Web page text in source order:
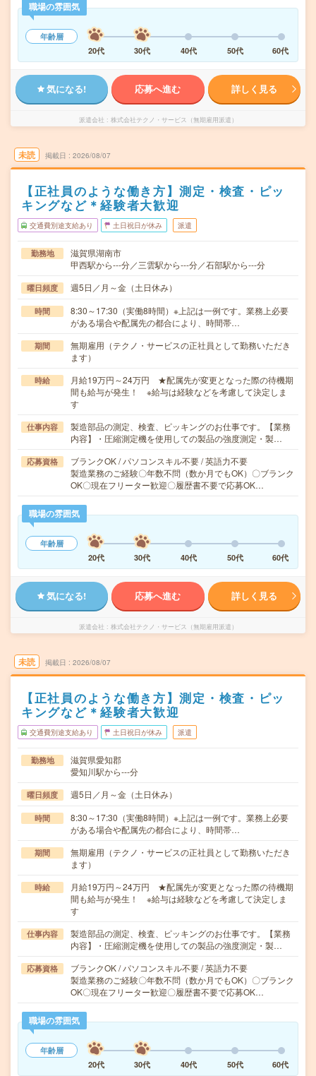
職場の雰囲気
年齢層
20代
30代 40代 50代 60代
気になる! 応募へ進む 詳しく見る
派遣会社 株式会社テクノ・サービス（無期雇用派遣）
未読 掲載日 2026/08/07
【正社員のような働き方】測定・検査・ピッ
キングなど＊経験者大歓迎
交通費別途支給あり 土日祝日が休み 派遣
勤務地
滋賀県湖南市
甲西駅から---分／三雲駅から---分／石部駅から---分
曜日頻度 週5日／月～金（土日休み）
時間
8:30～17:30（実働8時間）※上記は一例です。業務上必要
がある場合や配属先の都合により、時間帯…
期間
無期雇用（テクノ・サービスの正社員として勤務いただき
ます）
時給
月給19万円～24万円 ★配属先が変更となった際の待機期
間も給与が発生！ ※給与は経験などを考慮して決定しま
す
仕事内容
製造部品の測定、検査、ピッキングのお仕事です。【業務
内容】・圧縮測定機を使用しての製品の強度測定・製…
応募資格
ブランクOK / パソコンスキル不要 / 英語力不要
製造業務のご経験〇年数不問（数か月でもOK）〇ブランク
OK〇現在フリーター歓迎〇履歴書不要で応募OK…
職場の雰囲気
年齢層
20代
30代 40代 50代 60代
気になる! 応募へ進む 詳しく見る
派遣会社 株式会社テクノ・サービス（無期雇用派遣）
未読 掲載日 2026/08/07
【正社員のような働き方】測定・検査・ピッ
キングなど＊経験者大歓迎
交通費別途支給あり 土日祝日が休み 派遣
勤務地
滋賀県愛知郡
愛知川駅から---分
曜日頻度 週5日／月～金（土日休み）
時間
8:30～17:30（実働8時間）※上記は一例です。業務上必要
がある場合や配属先の都合により、時間帯…
期間
無期雇用（テクノ・サービスの正社員として勤務いただき
ます）
時給
月給19万円～24万円 ★配属先が変更となった際の待機期
間も給与が発生！ ※給与は経験などを考慮して決定しま
す
仕事内容
製造部品の測定、検査、ピッキングのお仕事です。【業務
内容】・圧縮測定機を使用しての製品の強度測定・製…
応募資格
ブランクOK / パソコンスキル不要 / 英語力不要
製造業務のご経験〇年数不問（数か月でもOK）〇ブランク
OK〇現在フリーター歓迎〇履歴書不要で応募OK…
職場の雰囲気
年齢層
20代
30代 40代 50代 60代